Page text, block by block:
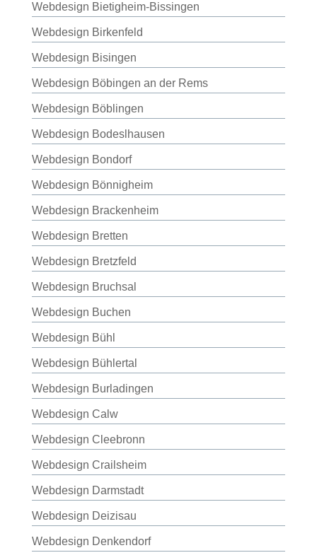
Webdesign Bietigheim-Bissingen
Webdesign Birkenfeld
Webdesign Bisingen
Webdesign Böbingen an der Rems
Webdesign Böblingen
Webdesign Bodeslhausen
Webdesign Bondorf
Webdesign Bönnigheim
Webdesign Brackenheim
Webdesign Bretten
Webdesign Bretzfeld
Webdesign Bruchsal
Webdesign Buchen
Webdesign Bühl
Webdesign Bühlertal
Webdesign Burladingen
Webdesign Calw
Webdesign Cleebronn
Webdesign Crailsheim
Webdesign Darmstadt
Webdesign Deizisau
Webdesign Denkendorf